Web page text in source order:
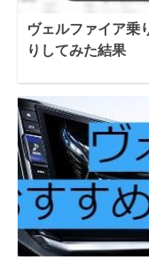
ヴェルファイア乗
りしてみた結果